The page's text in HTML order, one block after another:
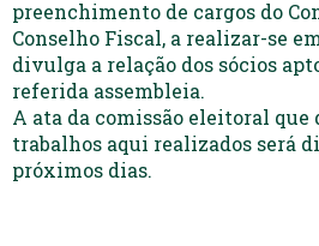
preenchimento de cargos do
Conselho Fiscal, a realizar-se
divulga a relação dos sócios
referida assembleia.
A ata da comissão eleitoral que
trabalhos aqui realizados será
próximos dias.